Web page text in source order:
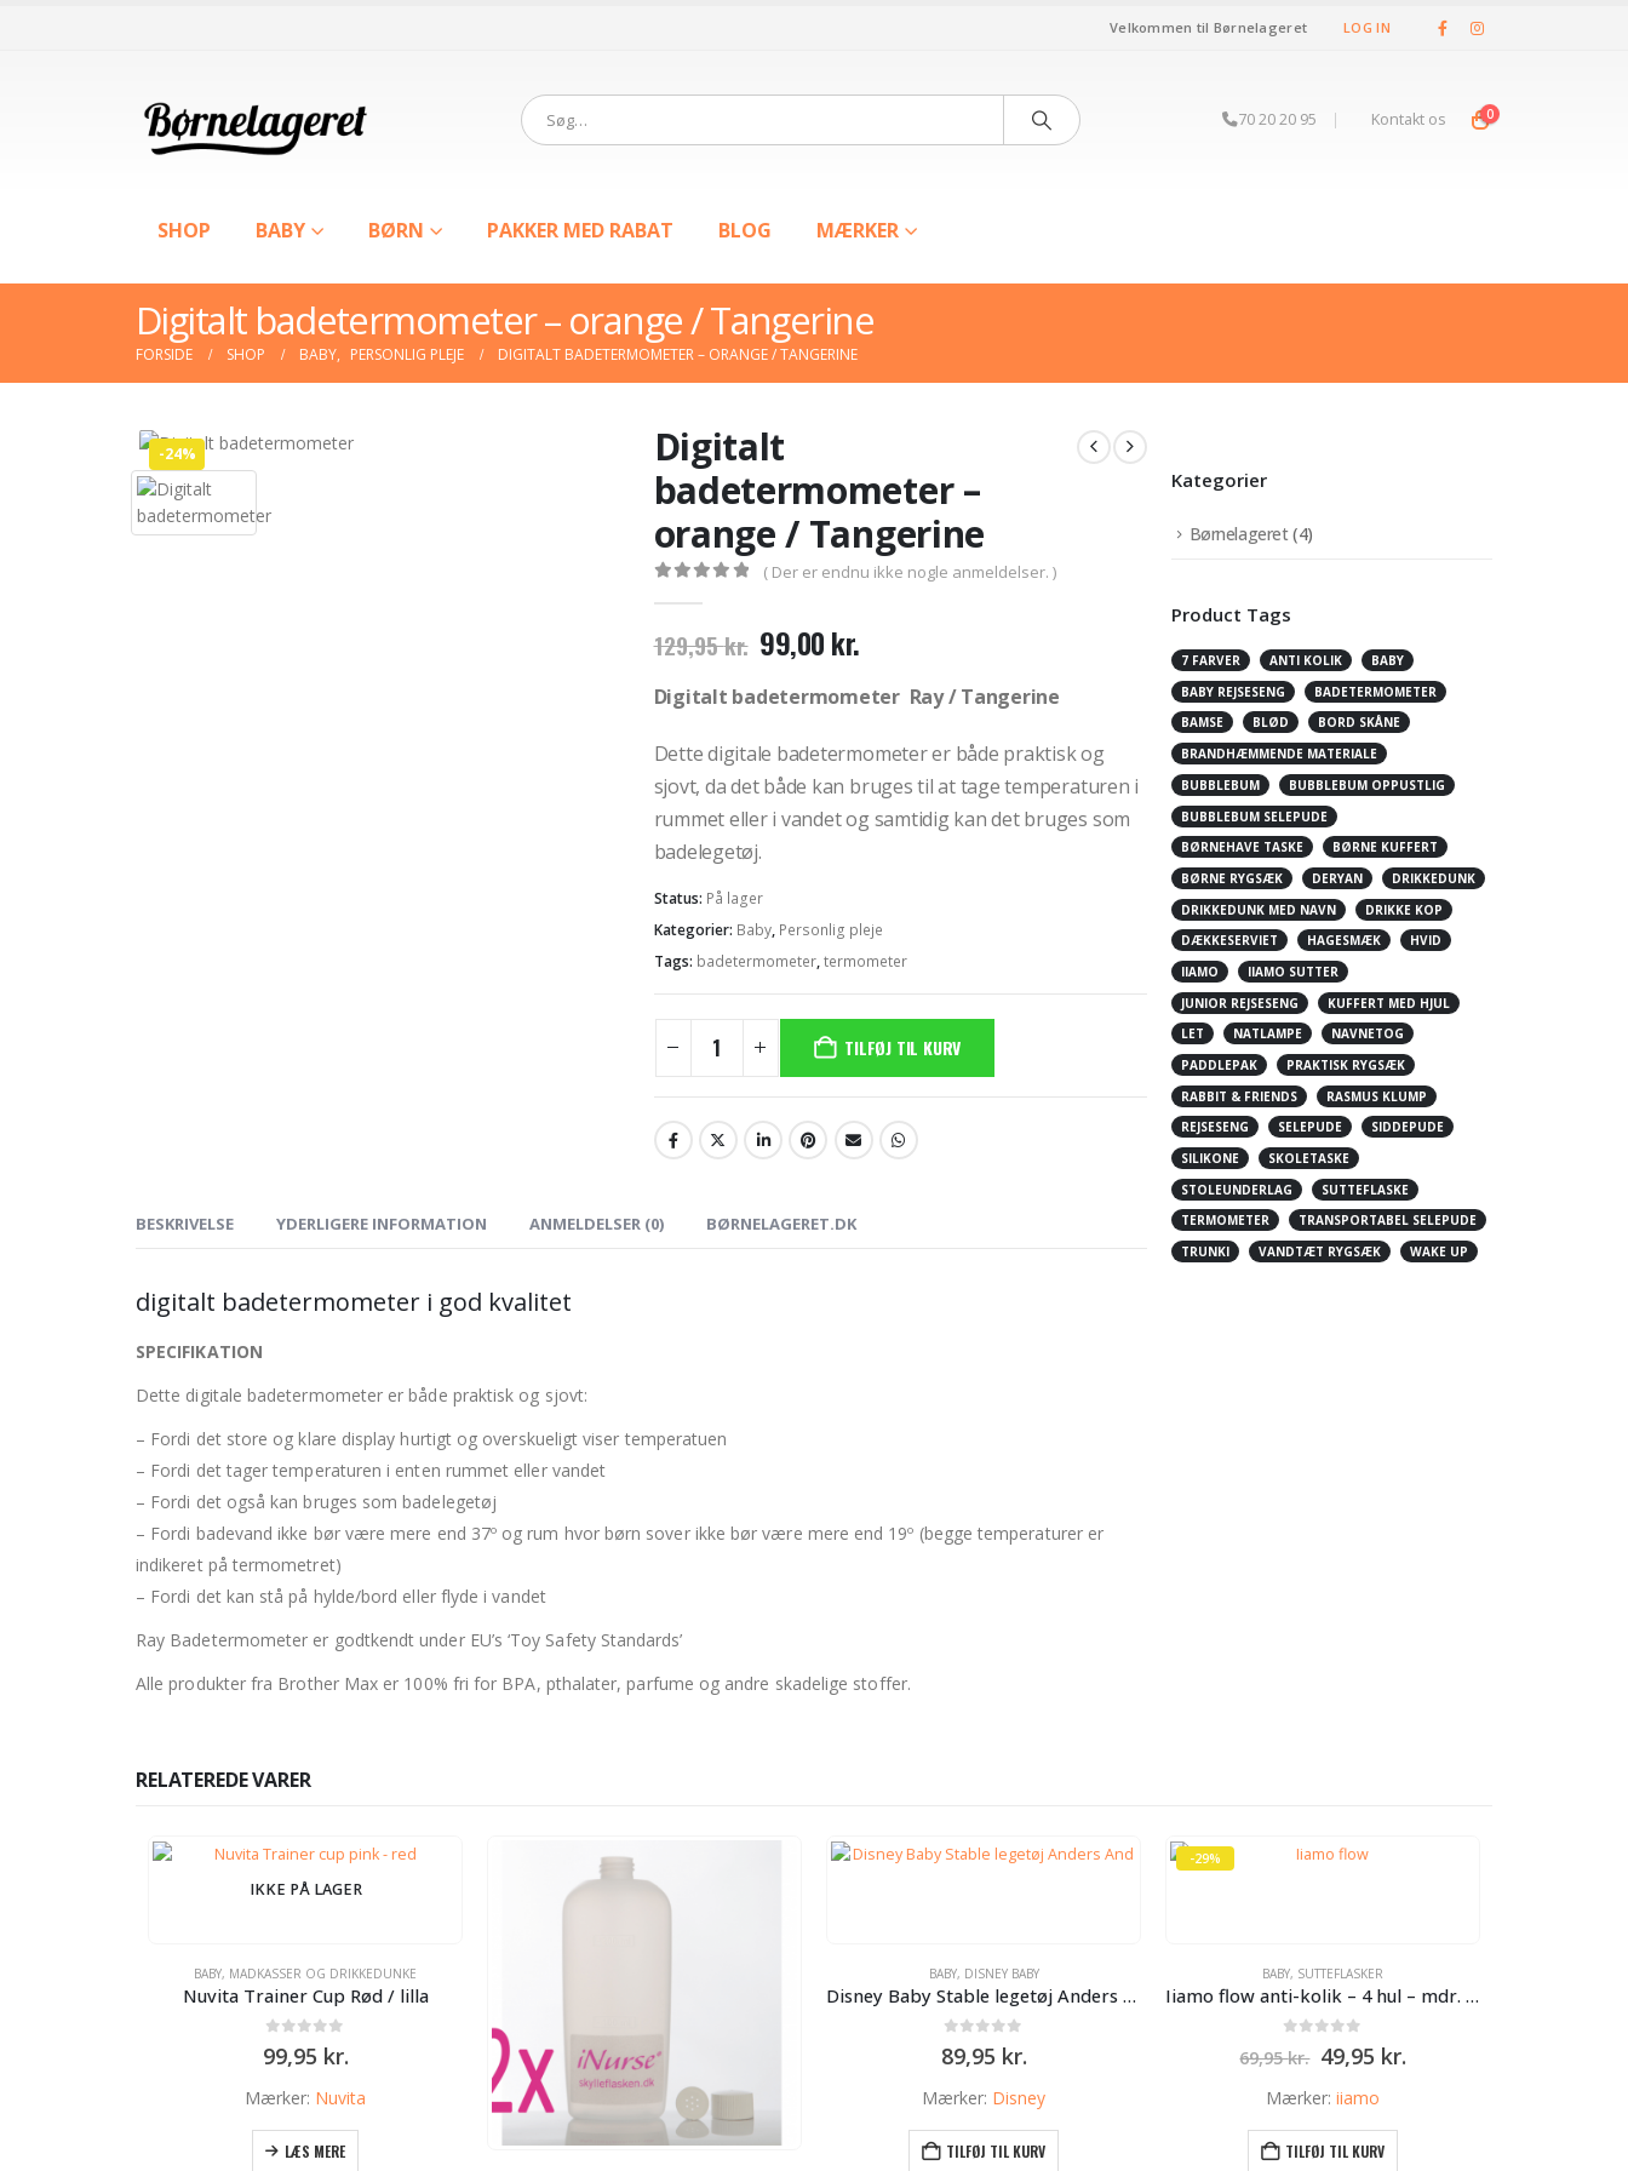
Velkommen til Børnelageret LOG IN
70 20 20 95 | Kontakt os 0
SHOP BABY BØRN PAKKER MED RABAT BLOG MÆRKER
Digitalt badetermometer – orange / Tangerine
FORSIDE SHOP BABY, PERSONLIG PLEJE DIGITALT BADETERMOMETER – ORANGE / TANGERINE
-24%
Digitalt
badetermometer –
orange / Tangerine
( Der er endnu ikke nogle anmeldelser. )
129,95kr. Den
oprindelige
pris
129,95 kr..
99,00kr.Den
aktuelle
pris
99,00 kr..
Digitalt badetermometer Ray / Tangerine
Dette digitale badetermometer er både praktisk og
sjovt, da det både kan bruges til at tage temperaturen i
rummet eller i vandet og samtidig kan det bruges som
badelegetøj.
Status: På lager
Kategorier: Baby, Personlig pleje
Tags: badetermometer,termometer
TILFØJ TIL KURV
BESKRIVELSE YDERLIGERE INFORMATION ANMELDELSER (0) BØRNELAGERET.DK
digitalt badetermometer i god kvalitet
SPECIFIKATION
Dette digitale badetermometer er både praktisk og sjovt:
– Fordi det store og klare display hurtigt og overskueligt viser temperatuen
– Fordi det tager temperaturen i enten rummet eller vandet
– Fordi det også kan bruges som badelegetøj
– Fordi badevand ikke bør være mere end 37º og rum hvor børn sover ikke bør være mere end 19º (begge temperaturer er
indikeret på termometret)
– Fordi det kan stå på hylde/bord eller flyde i vandet
Ray Badetermometer er godtkendt under EU’s ‘Toy Safety Standards’
Alle produkter fra Brother Max er 100% fri for BPA, pthalater, parfume og andre skadelige stoffer.
Kategorier
Børnelageret(4)
Product Tags
7 FARVER ANTI KOLIK
BABY
BABY REJSESENG
BADETERMOMETER
BAMSE
BLØD
BORD SKÅNE
BRANDHÆMMENDE MATERIALE
BUBBLEBUM
BUBBLEBUM OPPUSTLIG
BUBBLEBUM SELEPUDE
BØRNEHAVE TASKE
BØRNE KUFFERT
BØRNE RYGSÆK
DERYAN
DRIKKEDUNK
DRIKKEDUNK MED NAVN
DRIKKE KOP
DÆKKESERVIET
HAGESMÆK
HVID
IIAMO
IIAMO SUTTER
JUNIOR REJSESENG
KUFFERT MED HJUL
LET
NATLAMPE
NAVNETOG
PADDLEPAK
PRAKTISK RYGSÆK
RABBIT & FRIENDS
RASMUS KLUMP
REJSESENG
SELEPUDE
SIDDEPUDE
SILIKONE
SKOLETASKE
STOLEUNDERLAG
SUTTEFLASKE
TERMOMETER
TRANSPORTABEL SELEPUDE
TRUNKI
VANDTÆT RYGSÆK WAKE UP
RELATEREDE VARER
IKKE PÅ LAGER
BABY, MADKASSER OG DRIKKEDUNKE
Nuvita Trainer Cup Rød / lilla
99,95 kr.
Mærker: Nuvita
LÆS MERE
BABY, DISNEY BABY
Disney Baby Stable legetøj Anders And
89,95 kr.
Mærker: Disney
TILFØJ TIL KURV
-29%
BABY, SUTTEFLASKER
Iiamo flow anti-kolik – 4 hul – mdr. 6+
69,95kr. Den
oprindelige
pris
69,95 kr..
49,95 kr.Den
Mærker: iiamo
TILFØJ TIL KURV